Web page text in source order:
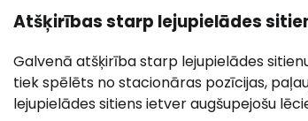
Atšķirības starp lejupielādes
Galvenā atšķirība starp lejupielādes
tiek spēlēts no stacionāras pozīcijas,
lejupielādes sitiens ietver augšupejošu